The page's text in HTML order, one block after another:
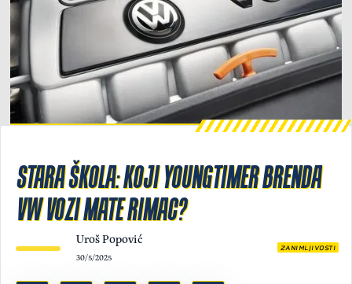
Light/Dark mode
STARA ŠKOLA: KOJI YOUNGTIMER BRENDA
VW VOZI MATE RIMAC?
Uroš Popović
30/5/2025
ZANIMLJIVOSTI